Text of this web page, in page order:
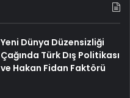
Yeni Dünya Düzensizliği
Çağında Türk Dış Politikası
ve Hakan Fidan Faktörü